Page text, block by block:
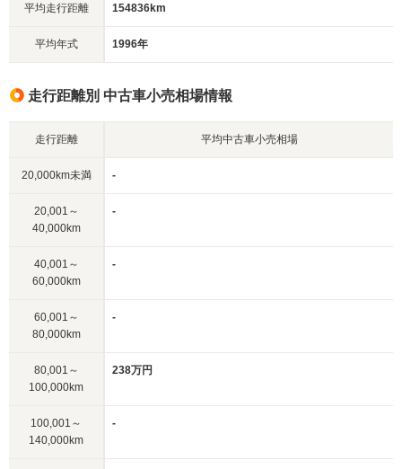
平均走行距離 154836km
平均年式 1996年
走行距離別 中古車小売相場情報
走行距離 平均中古車小売相場
20,000km未満 -
20,001～
40,000km
-
40,001～
60,000km
-
60,001～
80,000km
-
80,001～
100,000km
238万円
100,001～
140,000km
-